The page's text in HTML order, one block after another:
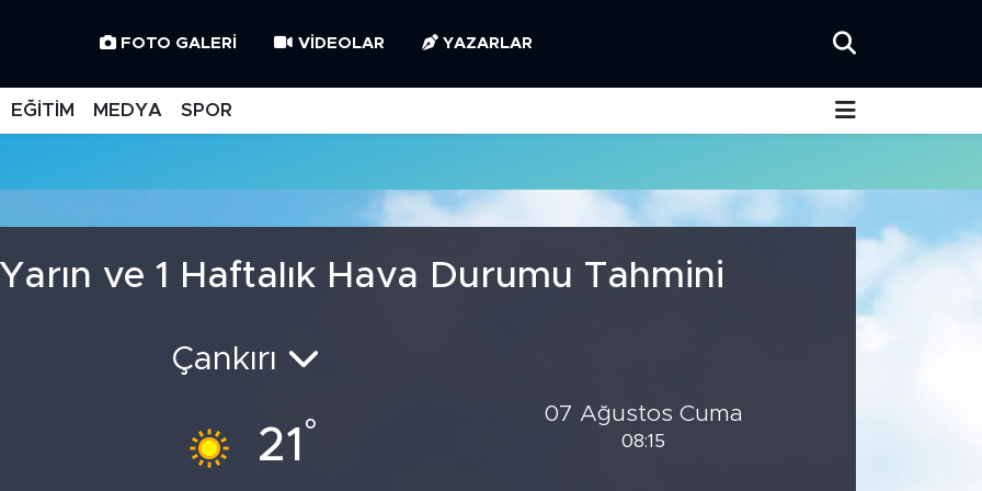
FOTO GALERI VIDEOLAR YAZARLAR
EĞİTİM MEDYA SPOR
ve 1 Haftalık Hava Durumu Tahmini
Çankırı
21 °
07 Ağustos Cuma
08:15